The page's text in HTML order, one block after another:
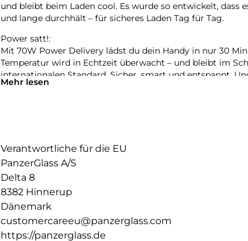
und bleibt beim Laden cool. Es wurde so entwickelt, dass
und lange durchhält – für sicheres Laden Tag für Tag.
Power satt!:
Mit 70W Power Delivery lädst du dein Handy in nur 30
Temperatur wird in Echtzeit überwacht – und bleibt im
internationalen Standard. Sicher, smart und entspannt.
75 % aus recyceltem Kunststoff (PCR).
Mehr lesen
Verantwortliche für die EU
PanzerGlass A/S
Delta 8
8382 Hinnerup
Dänemark
customercareeu@panzerglass.com
https://panzerglass.de